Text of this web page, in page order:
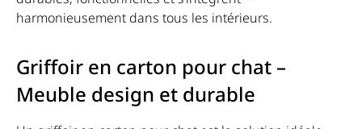
harmonieusement dans tous les intérieurs.
Griffoir en carton pour chat –
Meuble design et durable